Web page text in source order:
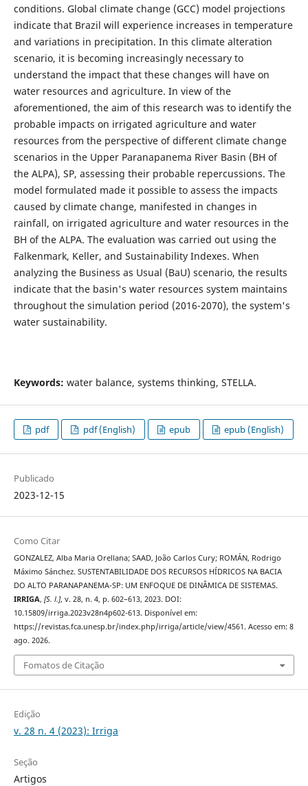
conditions. Global climate change (GCC) model projections
indicate that Brazil will experience increases in temperature
and variations in precipitation. In this climate alteration
scenario, it is becoming increasingly necessary to
understand the impact that these changes will have on
water resources and agriculture. In view of the
aforementioned, the aim of this research was to identify the
probable impacts on irrigated agriculture and water
resources from the perspective of different climate change
scenarios in the Upper Paranapanema River Basin (BH of
the ALPA), SP, assessing their probable repercussions. The
model formulated made it possible to assess the impacts
caused by climate change, manifested in changes in
rainfall, on irrigated agriculture and water resources in the
BH of the ALPA. The evaluation was carried out using the
Falkenmark, Keller, and Sustainability Indexes. When
analyzing the Business as Usual (BaU) scenario, the results
indicate that the basin's water resources system maintains
throughout the simulation period (2016-2070), the system's
water sustainability.
Keywords: water balance, systems thinking, STELLA.
pdf pdf (English) epub epub (English)
Publicado
2023-12-15
Como Citar
GONZALEZ, Alba Maria Orellana; SAAD, João Carlos Cury; ROMÁN, Rodrigo
Máximo Sánchez. SUSTENTABILIDADE DOS RECURSOS HÍDRICOS NA BACIA
DO ALTO PARANAPANEMA-SP: UM ENFOQUE DE DINÂMICA DE SISTEMAS.
IRRIGA, [S. l.], v. 28, n. 4, p. 602–613, 2023. DOI:
10.15809/irriga.2023v28n4p602-613. Disponível em:
https://revistas.fca.unesp.br/index.php/irriga/article/view/4561. Acesso em: 8
ago. 2026.
Fomatos de Citação
Edição
v. 28 n. 4 (2023): Irriga
Seção
Artigos